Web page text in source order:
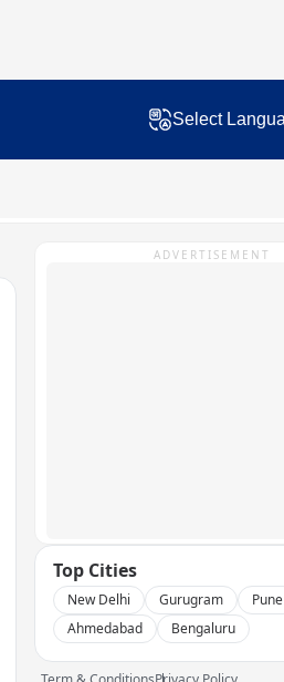
Select
ADVERTISEMENT
Top Cities
New Delhi Gurugram
Pune
Ahmedabad
Bengaluru